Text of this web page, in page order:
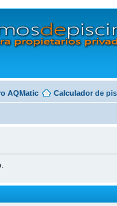
AQMatic Calculador de